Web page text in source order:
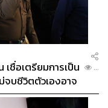
เชื่อเตรียมการเป็น
บชีวิตตัวเองอาจ
...